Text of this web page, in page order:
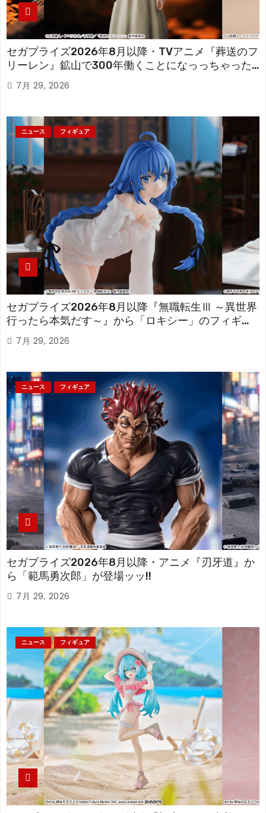
セガプライズ2026年8月以降・TVアニメ『葬送のフ
リーレン』鉱山で300年働くことになっっちゃった
「フリーレン」を立体化！
7月 29, 2026
ニュース フィギュア
セガプライズ2026年8月以降『無職転生Ⅲ ～異世界
行ったら本気だす～』から「ロキシー」のフィギュ
アが登場！
7月 29, 2026
ニュース フィギュア
セガプライズ2026年8月以降・アニメ『刃牙道』か
ら「範馬勇次郎」が登場ッッ!!
7月 29, 2026
ニュース フィギュア